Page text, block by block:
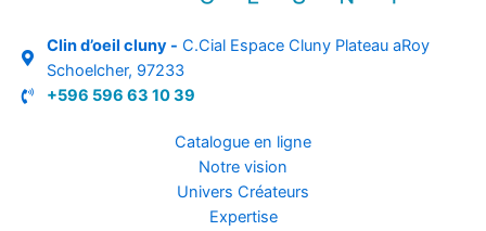
Clin d’oeil cluny - C.Cial Espace Cluny Plateau aRoy
Schoelcher, 97233
+596 596 63 10 39
Catalogue en ligne
Notre vision
Univers Créateurs
Expertise